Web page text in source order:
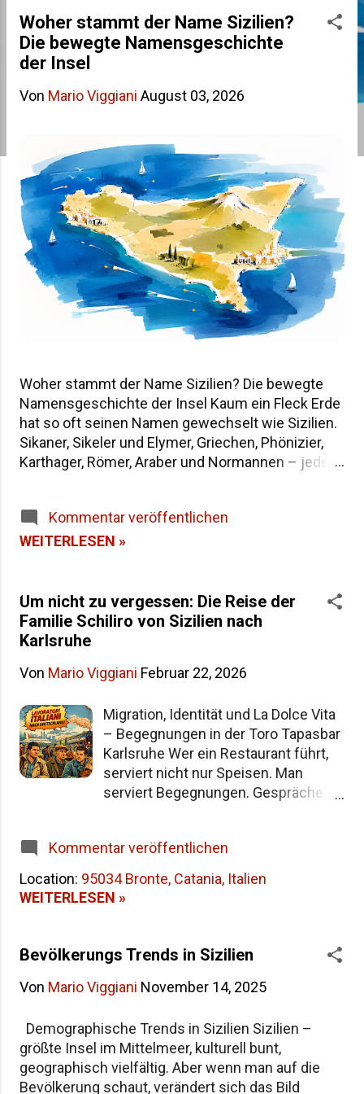
Woher stammt der Name Sizilien?
Die bewegte Namensgeschichte
der Insel
Von Mario Viggiani August 03, 2026
Woher stammt der Name Sizilien? Die bewegte
Namensgeschichte der Insel Kaum ein Fleck Erde
hat so oft seinen Namen gewechselt wie Sizilien.
Sikaner, Sikeler und Elymer, Griechen, Phönizier,
Karthager, Römer, Araber und Normannen – jede
fragst, warum die Insel heute "Sicilia" heißt und
wie sie in der Antike genannt wurde, findest du
heutigen Namen. Woher stammt der Name
Sizilien Inhaltsverzeichnis Die Herkunft des
Namens "Sicilia" Der älteste Name: Trinakria und
Sikanern Die drei vorgriechischen Völker Siziliens
Siziliens im Überblick Häufige Fragen zur
Namensgeschichte Siziliens Fazit
Kommentar veröffentlichen
WEITERLESEN »
Um nicht zu vergessen: Die Reise der
Familie Schiliro von Sizilien nach
Karlsruhe
Von Mario Viggiani Februar 22, 2026
Migration, Identität und La Dolce Vita
– Begegnungen in der Toro Tapasbar
Karlsruhe Wer ein Restaurant führt,
serviert nicht nur Speisen. Man
serviert Begegnungen. Gespräche.
besonders deutlich. Zwischen
Espressotassen und Tapas tellern
entstehen Geschichten, die größer
mit Sizilien. Ein Café in der Toro
Tapasbar Karlsruhe – und plötzlich
eine Lebensreise Felix ist einer
gern auf einen Kaffee
zusammensetzt. Kein lautes
Auftreten, kein großes Theater. Er
hört zu. Erzählt ruhig. Und
Kommentar veröffentlichen
Location: 95034 Bronte, Catania, Italien
WEITERLESEN »
Bevölkerungs Trends in Sizilien
Von Mario Viggiani November 14, 2025
Demographische Trends in Sizilien Sizilien –
größte Insel im Mittelmeer, kulturell bunt,
geographisch vielfältig. Aber wenn man auf die
Bevölkerung schaut, verändert sich das Bild